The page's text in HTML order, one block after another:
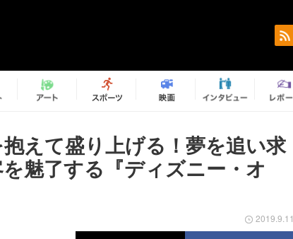
えて盛り上げる！夢を追い求
魅了する『ディズニー・オ
2019.9.11